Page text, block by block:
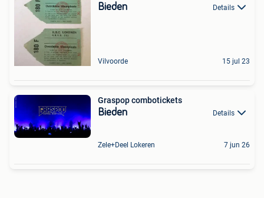
Bieden Details
Vilvoorde 15 jul 23
Graspop combotickets
Bieden Details
Zele+Deel Lokeren 7 jun 26